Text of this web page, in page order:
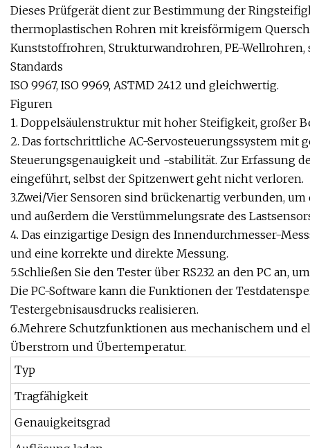
Dieses Prüfgerät dient zur Bestimmung der
thermoplastischen Rohren mit kreisförmigem
Kunststoffrohren, Strukturwandrohren, PE-
Standards
ISO 9967, ISO 9969, ASTMD 2412 und gleichwertig.
Figuren
1. Doppelsäulenstruktur mit hoher Steifigkeit, großer
2. Das fortschrittliche AC-Servosteuerungssystem mit
Steuerungsgenauigkeit und -stabilität. Zur Erfassung
eingeführt, selbst der Spitzenwert geht nicht verloren.
3.Zwei/Vier Sensoren sind brückenartig verbunden,
und außerdem die Verstümmelungsrate des
4. Das einzigartige Design des Innendurchmesser-
und eine korrekte und direkte Messung.
5.Schließen Sie den Tester über RS232 an den PC an,
Die PC-Software kann die Funktionen der
Testergebnisausdrucks realisieren.
6.Mehrere Schutzfunktionen aus mechanischem und
Überstrom und Übertemperatur.
Typ
Tragfähigkeit
Genauigkeitsgrad